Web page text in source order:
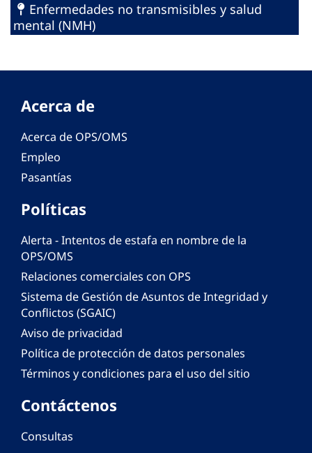
Enfermedades no transmisibles y salud
mental (NMH)
Acerca de
Acerca de OPS/OMS
Empleo
Pasantías
Políticas
Alerta - Intentos de estafa en nombre de la
OPS/OMS
Relaciones comerciales con OPS
Sistema de Gestión de Asuntos de Integridad y
Conflictos (SGAIC)
Aviso de privacidad
Política de protección de datos personales
Términos y condiciones para el uso del sitio
Contáctenos
Consultas